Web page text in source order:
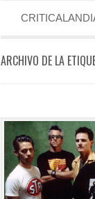
Menú
ARCHIVO DE LA